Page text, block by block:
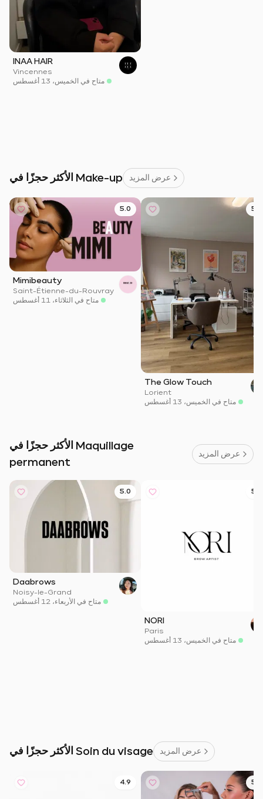
INAA HAIR
Vincennes
متاح في الخميس، 13 أغسطس
الأكثر حجزًا في Make-up عرض المزيد
5.0
Mimibeauty
Saint-Étienne-du-Rouvray
متاح في الثلاثاء، 11 أغسطس
5.0
The Glow Touch
Lorient
متاح في الخميس، 13 أغسطس
الأكثر حجزًا في Maquillage
permanent
عرض المزيد
5.0
Daabrows
Noisy-le-Grand
متاح في الأربعاء، 12 أغسطس
5.0
NORI
Paris
متاح في الخميس، 13 أغسطس
الأكثر حجزًا في Soin du visage عرض المزيد
4.9 5.0